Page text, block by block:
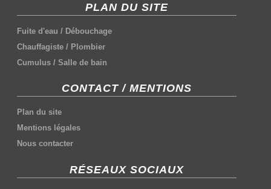
PLAN DU SITE
Fuite d'eau / Débouchage
Chauffagiste / Plombier
Cumulus /Salle de bain
CONTACT / MENTIONS
Plan du site
Mentions légales
Nous contacter
RÉSEAUX SOCIAUX